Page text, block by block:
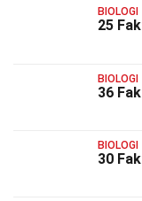
BIOLOGI
25
BIOLOGI
36
BIOLOGI
30